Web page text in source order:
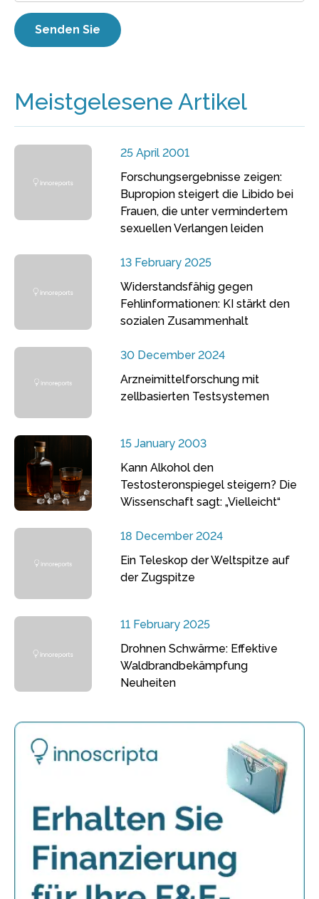
Meistgelesene Artikel
25 April 2001
Forschungsergebnisse zeigen:
Bupropion steigert die Libido bei
Frauen, die unter vermindertem
sexuellen Verlangen leiden
13 February 2025
Widerstandsfähig gegen
Fehlinformationen: KI stärkt den
sozialen Zusammenhalt
30 December 2024
Arzneimittelforschung mit
zellbasierten Testsystemen
15 January 2003
Kann Alkohol den
Testosteronspiegel steigern? Die
Wissenschaft sagt: „Vielleicht“
18 December 2024
Ein Teleskop der Weltspitze auf
der Zugspitze
11 February 2025
Drohnen Schwärme: Effektive
Waldbrandbekämpfung
Neuheiten